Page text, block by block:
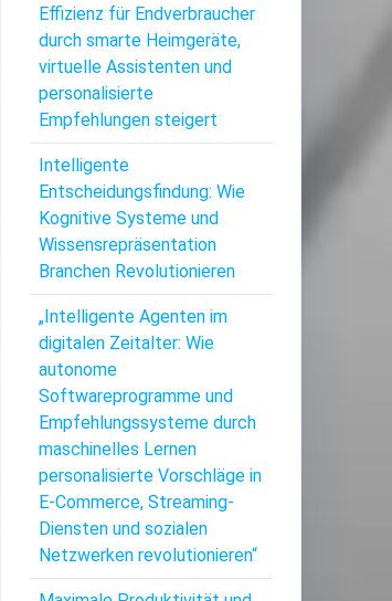
Effizienz für Endverbraucher
durch smarte Heimgeräte,
virtuelle Assistenten und
personalisierte
Empfehlungen steigert
Intelligente
Entscheidungsfindung: Wie
Kognitive Systeme und
Wissensrepräsentation
Branchen Revolutionieren
„Intelligente Agenten im
digitalen Zeitalter: Wie
autonome
Softwareprogramme und
Empfehlungssysteme durch
maschinelles Lernen
personalisierte Vorschläge in
E-Commerce, Streaming-
Diensten und sozialen
Netzwerken revolutionieren“